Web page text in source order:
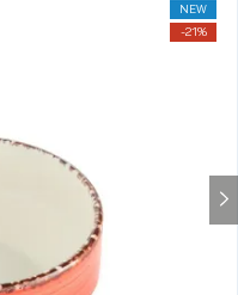
NEW
-21%